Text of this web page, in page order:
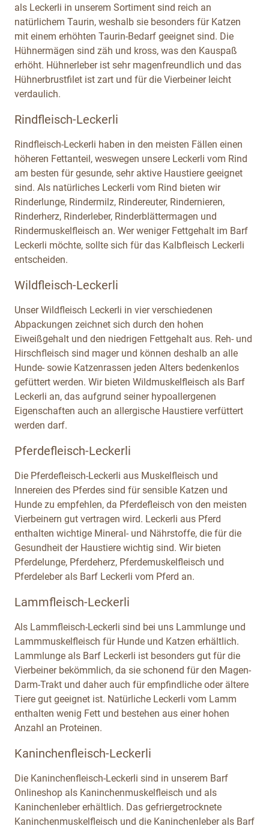
als Leckerli in unserem Sortiment sind reich an
natürlichem Taurin, weshalb sie besonders für Katzen
mit einem erhöhten Taurin-Bedarf geeignet sind. Die
Hühnermägen sind zäh und kross, was den Kauspaß
erhöht. Hühnerleber ist sehr magenfreundlich und das
Hühnerbrustfilet ist zart und für die Vierbeiner leicht
verdaulich.
Rindfleisch-Leckerli
Rindfleisch-Leckerli haben in den meisten Fällen einen
höheren Fettanteil, weswegen unsere Leckerli vom Rind
am besten für gesunde, sehr aktive Haustiere geeignet
sind. Als natürliches Leckerli vom Rind bieten wir
Rinderlunge, Rindermilz, Rindereuter, Rindernieren,
Rinderherz, Rinderleber, Rinderblättermagen und
Rindermuskelfleisch an. Wer weniger Fettgehalt im Barf
Leckerli möchte, sollte sich für das Kalbfleisch Leckerli
entscheiden.
Wildfleisch-Leckerli
Unser Wildfleisch Leckerli in vier verschiedenen
Abpackungen zeichnet sich durch den hohen
Eiweißgehalt und den niedrigen Fettgehalt aus. Reh- und
Hirschfleisch sind mager und können deshalb an alle
Hunde- sowie Katzenrassen jeden Alters bedenkenlos
gefüttert werden. Wir bieten Wildmuskelfleisch als Barf
Leckerli an, das aufgrund seiner hypoallergenen
Eigenschaften auch an allergische Haustiere verfüttert
werden darf.
Pferdefleisch-Leckerli
Die Pferdefleisch-Leckerli aus Muskelfleisch und
Innereien des Pferdes sind für sensible Katzen und
Hunde zu empfehlen, da Pferdefleisch von den meisten
Vierbeinern gut vertragen wird. Leckerli aus Pferd
enthalten wichtige Mineral- und Nährstoffe, die für die
Gesundheit der Haustiere wichtig sind. Wir bieten
Pferdelunge, Pferdeherz, Pferdemuskelfleisch und
Pferdeleber als Barf Leckerli vom Pferd an.
Lammfleisch-Leckerli
Als Lammfleisch-Leckerli sind bei uns Lammlunge und
Lammmuskelfleisch für Hunde und Katzen erhältlich.
Lammlunge als Barf Leckerli ist besonders gut für die
Vierbeiner bekömmlich, da sie schonend für den Magen-
Darm-Trakt und daher auch für empfindliche oder ältere
Tiere gut geeignet ist. Natürliche Leckerli vom Lamm
enthalten wenig Fett und bestehen aus einer hohen
Anzahl an Proteinen.
Kaninchenfleisch-Leckerli
Die Kaninchenfleisch-Leckerli sind in unserem Barf
Onlineshop als Kaninchenmuskelfleisch und als
Kaninchenleber erhältlich. Das gefriergetrocknete
Kaninchenmuskelfleisch und die Kaninchenleber als Barf